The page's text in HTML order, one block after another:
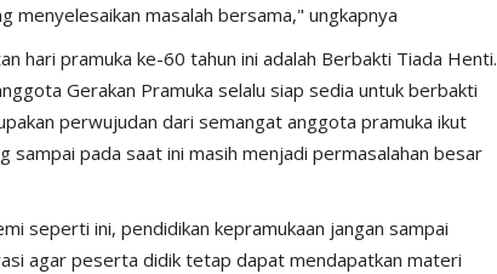
masalah bersama," ungkapnya
hari pramuka ke-60 tahun ini adalah Berbakti Tiada Henti.
Gerakan Pramuka selalu siap sedia untuk berbakti
perwujudan dari semangat anggota pramuka ikut
sampai pada saat ini masih menjadi permasalahan besar
seperti ini, pendidikan kepramukaan jangan sampai
agar peserta didik tetap dapat mendapatkan materi